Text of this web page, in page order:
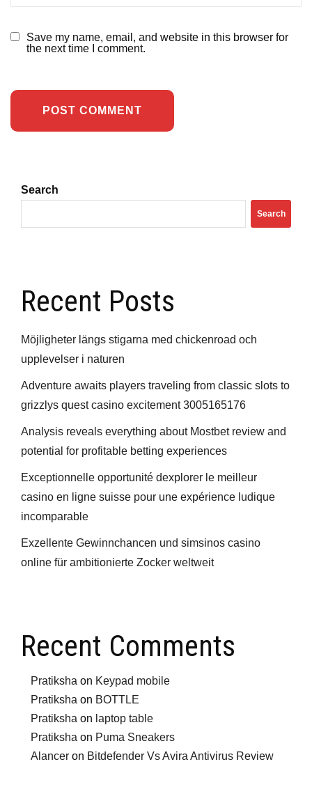
Save my name, email, and website in this browser for
the next time I comment.
Search
Search
Recent Posts
Möjligheter längs stigarna med chickenroad och
upplevelser i naturen
Adventure awaits players traveling from classic slots to
grizzlys quest casino excitement 3005165176
Analysis reveals everything about Mostbet review and
potential for profitable betting experiences
Exceptionnelle opportunité dexplorer le meilleur
casino en ligne suisse pour une expérience ludique
incomparable
Exzellente Gewinnchancen und simsinos casino
online für ambitionierte Zocker weltweit
Recent Comments
Pratiksha on Keypad mobile
Pratiksha on BOTTLE
Pratiksha on laptop table
Pratiksha on Puma Sneakers
Alancer on Bitdefender Vs Avira Antivirus Review